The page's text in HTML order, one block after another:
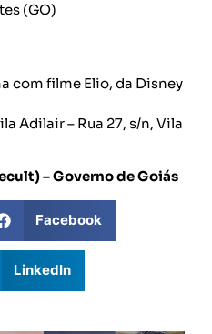
(GO)
com filme Elio, da Disney
Adilair – Rua 27, s/n, Vila
– Governo de Goiás
Facebook
LinkedIn